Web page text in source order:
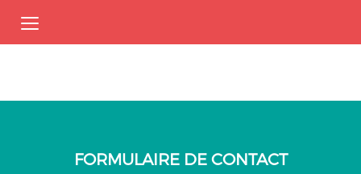
FORMULAIRE DE CONTACT